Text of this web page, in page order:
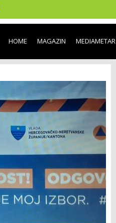
content
HOME MAGAZIN MEDIAMETAR